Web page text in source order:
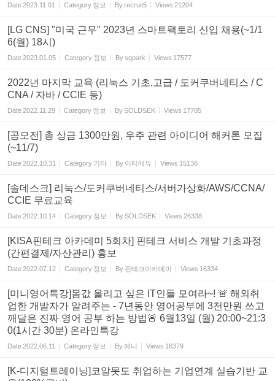
Date2023.11.01 Category 정보 Byrecruit5 Views 21204
[LG CNS] "미국 근무" 2023년 스마트팩토리 신입 채용(~1/1
6(월) 18시)
Date2023.01.05 Category 정보 Bysgpark Views 17577
2022년 마지막 교육 (리눅스 기초,고급 / 도커쿠버네티스 / C
CNA / 자바 / CCIE 등)
Date2022.11.29 Category 정보 BySOLDSEK Views 17705
[공모전] 총 상금 1300만원, 우주 관련 아이디어 해커톤 모집
(~11/7)
Date2022.10.31 Category 기타 By 이티에듀 Views 15136
[솔데스크] 리눅스/도커쿠버네티스/서버가상화/AWS/CCNA/
CCIE 무료교육
Date2022.10.14 Category 정보 BySOLDSEK Views 26338
[KISA핀테크 아카데미 5회차] 핀테크 서비스 개발 기초과정
(간편결제/자산관리) 홍보
Date2022.07.12 Category 정보 By 핀테크아카데미 Views 16334
[미니영어특강]몸값 올리고 싶은 IT인들 모여라~! 🚨 해외취
업한 개발자가 알려주는 - 7년동안 영어공부에 3천만원 쓰고
깨달은 진짜 영어 공부 하는 방법🚨 6월13일 (월) 20:00~21:3
0(1시간 30분) 온라인특강
Date2022.06.11 Category 정보 By예니 Views 16379
[K-디지털트레이닝]코알못도 취업하는 기업연계 실습기반 교